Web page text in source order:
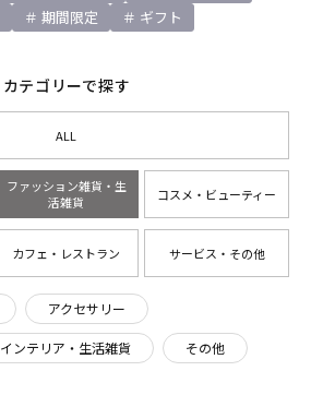
期間限定 ギフト
カテゴリーで探す
ALL
ファッション雑貨・生
活雑貨
コスメ・ビューティー
カフェ・レストラン サービス・その他
アクセサリー
インテリア・生活雑貨 その他